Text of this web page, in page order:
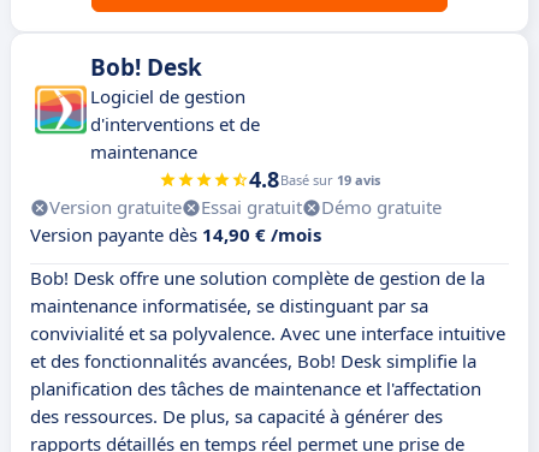
Bob! Desk
Logiciel de gestion
d'interventions et de
maintenance
4.8Basé sur 19 avis
Version gratuite Essai gratuit
Démo gratuite
Version payante dès 14,90 € /mois
Bob! Desk offre une solution complète de gestion de la
maintenance informatisée, se distinguant par sa
convivialité et sa polyvalence. Avec une interface intuitive
et des fonctionnalités avancées, Bob! Desk simplifie la
planification des tâches de maintenance et l'affectation
des ressources. De plus, sa capacité à générer des
rapports détaillés en temps réel permet une prise de